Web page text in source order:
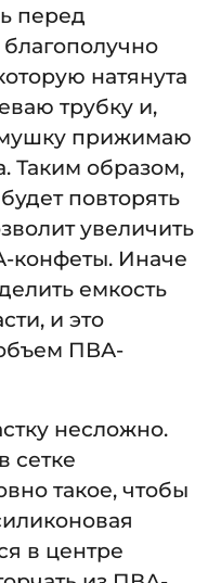
перед
натянута
трубку и,
прижимаю
Таким образом,
повторять
увеличить
конфеты. Иначе
емкость
и это
ПВА-
несложно.
сетке
такое, чтобы
в центре